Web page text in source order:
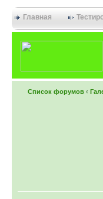
Главная
Список форумов ‹